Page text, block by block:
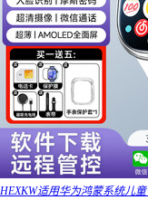
HEXKW适用华为鸿蒙系统儿